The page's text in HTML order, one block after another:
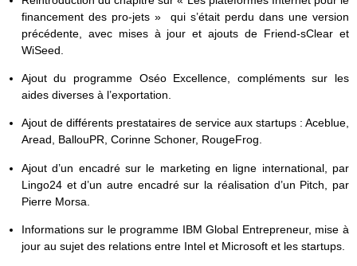
financement des pro-jets » qui s’était perdu dans une version
précédente, avec mises à jour et ajouts de Friend-sClear et
WiSeed.
Ajout du programme Oséo Excellence, compléments sur les
aides diverses à l’exportation.
Ajout de différents prestataires de service aux startups : Aceblue,
Aread, BallouPR, Corinne Schoner, RougeFrog.
Ajout d’un encadré sur le marketing en ligne international, par
Lingo24 et d’un autre encadré sur la réalisation d’un Pitch, par
Pierre Morsa.
Informations sur le programme IBM Global Entrepreneur, mise à
jour au sujet des relations entre Intel et Microsoft et les startups.